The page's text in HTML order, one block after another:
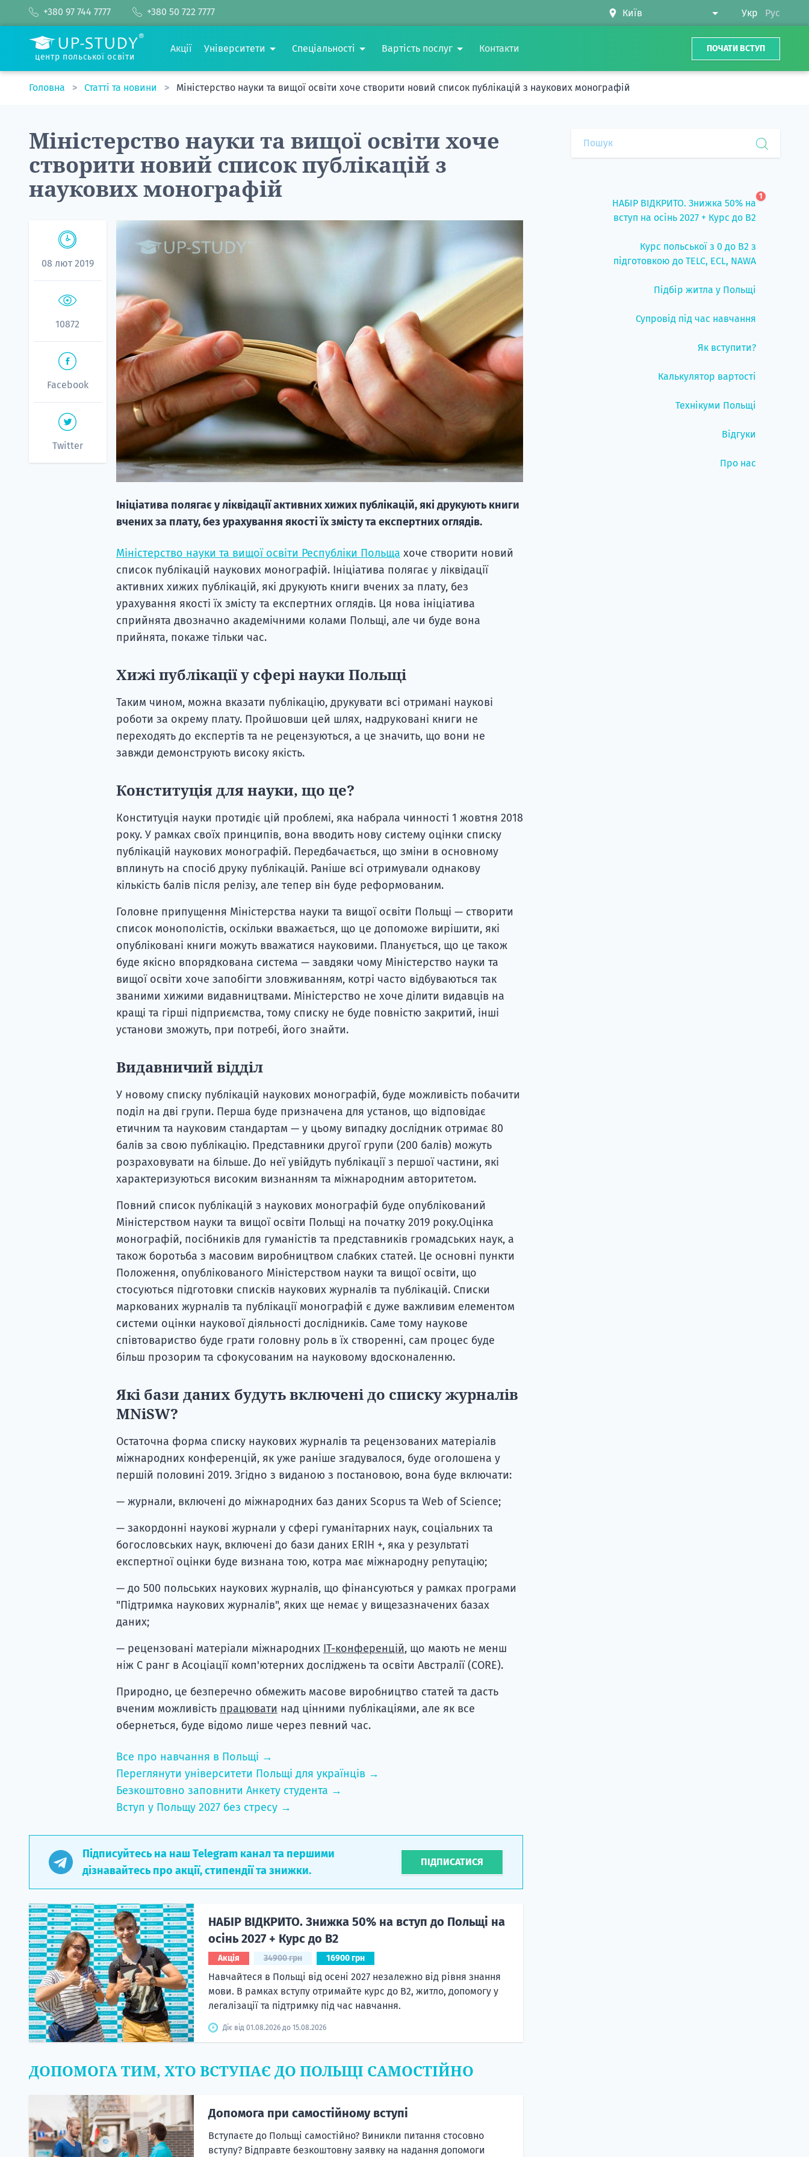
+380 97 744 7777 +380 50 722 7777 Укр Рус
центр польської освіти
Акції Університети Спеціальності Вартість послуг Контакти ПОЧАТИ ВСТУП
Головна Статті та новини Міністерство науки та вищої освіти хоче створити новий список публікацій з наукових монографій
Міністерство науки та вищої освіти хоче
створити новий список публікацій з
наукових монографій
08 лют 2019
10872
Facebook
Twitter
Ініціатива полягає у ліквідації активних хижих публікацій, які друкують книги
вчених за плату, без урахування якості їх змісту та експертних оглядів.
Міністерство науки та вищої освіти Республіки Польща хоче створити новий
список публікацій наукових монографій. Ініціатива полягає у ліквідації
активних хижих публікацій, які друкують книги вчених за плату, без
урахування якості їх змісту та експертних оглядів. Ця нова ініціатива
сприйнята двозначно академічними колами Польщі, але чи буде вона
прийнята, покаже тільки час.
Хижі публікації у сфері науки Польщі
Таким чином, можна вказати публікацію, друкувати всі отримані наукові
роботи за окрему плату. Пройшовши цей шлях, надруковані книги не
переходять до експертів та не рецензуються, а це значить, що вони не
завжди демонструють високу якість.
Конституція для науки, що це?
Конституція науки протидіє цій проблемі, яка набрала чинності 1 жовтня 2018
року. У рамках своїх принципів, вона вводить нову систему оцінки списку
публікацій наукових монографій. Передбачається, що зміни в основному
вплинуть на спосіб друку публікацій. Раніше всі отримували однакову
кількість балів після релізу, але тепер він буде реформованим.
Головне припущення Міністерства науки та вищої освіти Польщі — створити
список монополістів, оскільки вважається, що це допоможе вирішити, які
опубліковані книги можуть вважатися науковими. Планується, що це також
буде якісно впорядкована система — завдяки чому Міністерство науки та
вищої освіти хоче запобігти зловживанням, котрі часто відбуваються так
званими хижими видавництвами. Міністерство не хоче ділити видавців на
кращі та гірші підприємства, тому списку не буде повністю закритий, інші
установи зможуть, при потребі, його знайти.
Видавничий відділ
У новому списку публікацій наукових монографій, буде можливість побачити
поділ на дві групи. Перша буде призначена для установ, що відповідає
етичним та науковим стандартам — у цьому випадку дослідник отримає 80
балів за свою публікацію. Представники другої групи (200 балів) можуть
розраховувати на більше. До неї увійдуть публікації з першої частини, які
характеризуються високим визнанням та міжнародним авторитетом.
Повний список публікацій з наукових монографій буде опублікований
Міністерством науки та вищої освіти Польщі на початку 2019 року.Оцінка
монографій, посібників для гуманістів та представників громадських наук, а
також боротьба з масовим виробництвом слабких статей. Це основні пункти
Положення, опублікованого Міністерством науки та вищої освіти, що
стосуються підготовки списків наукових журналів та публікацій. Списки
маркованих журналів та публікації монографій є дуже важливим елементом
системи оцінки наукової діяльності дослідників. Саме тому наукове
співтовариство буде грати головну роль в їх створенні, сам процес буде
більш прозорим та сфокусованим на науковому вдосконаленню.
Які бази даних будуть включені до списку журналів
MNiSW?
Остаточна форма списку наукових журналів та рецензованих матеріалів
міжнародних конференцій, як уже раніше згадувалося, буде оголошена у
першій половині 2019. Згідно з виданою з постановою, вона буде включати:
— журнали, включені до міжнародних баз даних Scopus та Web of Science;
— закордонні наукові журнали у сфері гуманітарних наук, соціальних та
богословських наук, включені до бази даних ERIH +, яка у результаті
експертної оцінки буде визнана тою, котра має міжнародну репутацію;
— до 500 польських наукових журналів, що фінансуються у рамках програми
"Підтримка наукових журналів", яких ще немає у вищезазначених базах
даних;
— рецензовані матеріали міжнародних IT-конференцій, що мають не менш
ніж C ранг в Асоціації комп'ютерних досліджень та освіти Австралії (CORE).
Природно, це безперечно обмежить масове виробництво статей та дасть
вченим можливість працювати над цінними публікаціями, але як все
обернеться, буде відомо лише через певний час.
Все про навчання в Польщі →
Переглянути університети Польщі для українців →
Безкоштовно заповнити Анкету студента →
Вступ у Польщу 2027 без стресу →
Підписуйтесь на наш Telegram канал та першими
дізнавайтесь про акції, стипендії та знижки.
ПІДПИСАТИСЯ
НАБІР ВІДКРИТО. Знижка 50% на вступ до Польщі на
осінь 2027 + Курс до B2
Акція 34900 грн 16900 грн
Навчайтеся в Польщі від осені 2027 незалежно від рівня знання
мови. В рамках вступу отримайте курс до B2, житло, допомогу у
легалізації та підтримку під час навчання.
Діє від 01.08.2026 до 15.08.2026
ДОПОМОГА ТИМ, ХТО ВСТУПАЄ ДО ПОЛЬЩІ САМОСТІЙНО
Допомога при самостійному вступі
Вступаєте до Польщі самостійно? Виникли питання стосовно
вступу? Відправте безкоштовну заявку на надання допомоги
НАБІР ВІДКРИТО. Знижка 50% на
вступ на осінь 2027 + Курс до B2
1
Курс польської з 0 до B2 з
підготовкою до TELC, ECL, NAWA
Підбір житла у Польщі
Супровід під час навчання
Як вступити?
Калькулятор вартості
Технікуми Польщі
Відгуки
Про нас